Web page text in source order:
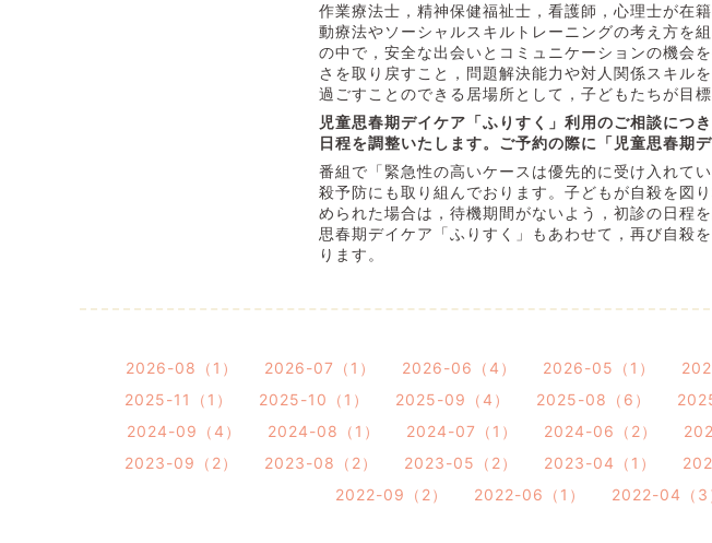
作業療法士，精神保健福祉士，看護師，心理士が在
動療法やソーシャルスキルトレーニングの考え方を
の中で，安全な出会いとコミュニケーションの機会
さを取り戻すこと，問題解決能力や対人関係スキル
過ごすことのできる居場所として，子どもたちが目
児童思春期デイケア「ふりすく」利用のご相談につ
日程を調整いたします。ご予約の際に「児童思春期
番組で「緊急性の高いケースは優先的に受け入れて
殺予防にも取り組んでおります。子どもが自殺を図
められた場合は，待機期間がないよう，初診の日程
思春期デイケア「ふりすく」もあわせて，再び自殺
ります。
2026-08（1） 2026-07（1） 2026-06（4） 2026-05（1）
2025-11（1）
2025-10（1） 2025-09（4） 2025-08（6）
2024-09（4）
2024-08（1） 2024-07（1） 2024-06（2）
2023-09（2）
2023-08（2） 2023-05（2） 2023-04（1）
2022-09（2）
2022-06（1） 2022-04（3